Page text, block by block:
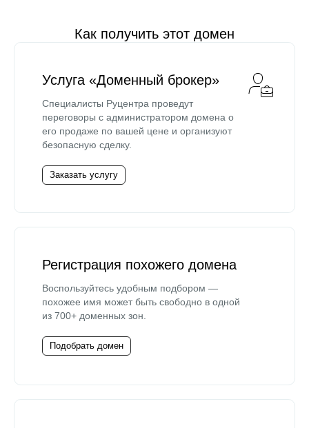
Как получить этот домен
Услуга «Доменный брокер»
Специалисты Руцентра проведут
переговоры с администратором домена о
его продаже по вашей цене и организуют
безопасную сделку.
Заказать услугу
Регистрация похожего домена
Воспользуйтесь удобным подбором —
похожее имя может быть свободно в одной
из 700+ доменных зон.
Подобрать домен